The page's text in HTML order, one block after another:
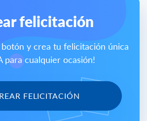
felicitación
botón y crea tu felicitación única
para cualquier ocasión!
FELICITACIÓN